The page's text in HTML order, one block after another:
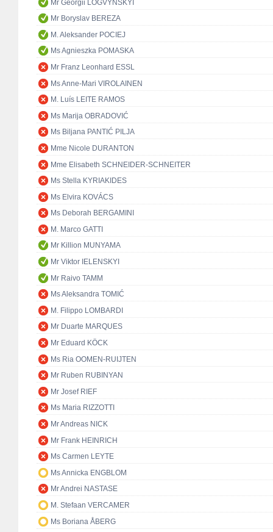
Mr Georgii LOGVYNSKYI
Mr Boryslav BEREZA
M. Aleksander POCIEJ
Ms Agnieszka POMASKA
Mr Franz Leonhard ESSL
Ms Anne-Mari VIROLAINEN
M. Luís LEITE RAMOS
Ms Marija OBRADOVIĆ
Ms Biljana PANTIĆ PILJA
Mme Nicole DURANTON
Mme Elisabeth SCHNEIDER-SCHNEITER
Ms Stella KYRIAKIDES
Ms Elvira KOVÁCS
Ms Deborah BERGAMINI
M. Marco GATTI
Mr Killion MUNYAMA
Mr Viktor IELENSKYI
Mr Raivo TAMM
Ms Aleksandra TOMIĆ
M. Filippo LOMBARDI
Mr Duarte MARQUES
Mr Eduard KÖCK
Ms Ria OOMEN-RUIJTEN
Mr Ruben RUBINYAN
Mr Josef RIEF
Ms Maria RIZZOTTI
Mr Andreas NICK
Mr Frank HEINRICH
Ms Carmen LEYTE
Ms Annicka ENGBLOM
Mr Andrei NASTASE
M. Stefaan VERCAMER
Ms Boriana ÅBERG